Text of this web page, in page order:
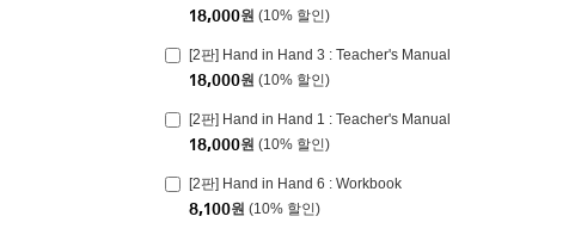
18,000원 (10% 할인)
[2판] Hand in Hand 3 : Teacher's Manual
18,000원 (10% 할인)
[2판] Hand in Hand 1 : Teacher's Manual
18,000원 (10% 할인)
[2판] Hand in Hand 6 : Workbook
8,100원 (10% 할인)